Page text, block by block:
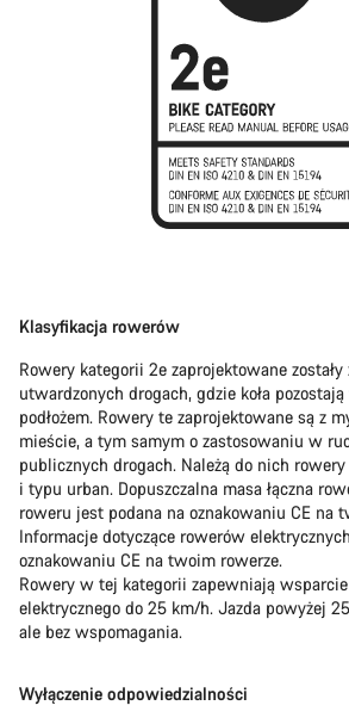
Klasyfikacja rowerów
Rowery kategorii 2e zaprojektowane
utwardzonych drogach, gdzie koła
podłożem. Rowery te zaprojektowane są z
mieście, a tym samym o zastosowaniu w
publicznych drogach. Należą do nich
i typu urban. Dopuszczalna masa łączna
roweru jest podana na oznakowaniu CE na
Informacje dotyczące rowerów
oznakowaniu CE na twoim rowerze.
Rowery w tej kategorii zapewniają
elektrycznego do 25 km/h. Jazda powyżej
ale bez wspomagania.
Wyłączenie odpowiedzialności